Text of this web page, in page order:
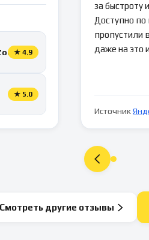
★4.9
★ 5.0
за быстроту
Доступно
пропустили
даже на это
Источник
Смотреть другие отзывы